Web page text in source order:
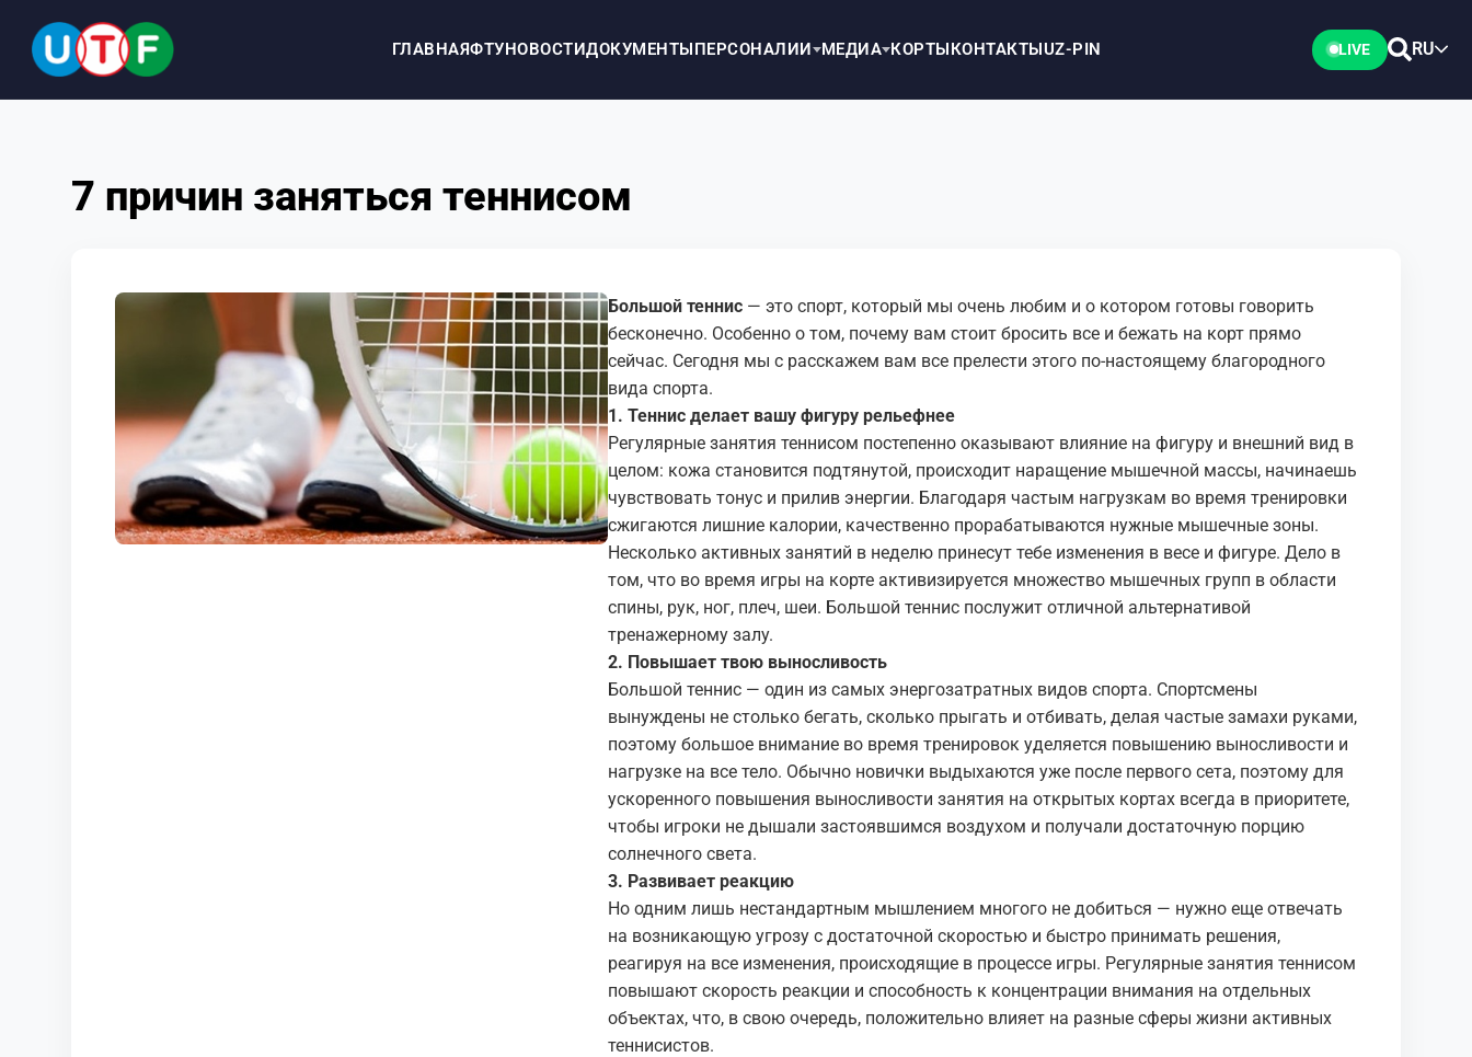
ГЛАВНАЯФТУНОВОСТИДОКУМЕНТЫПЕРСОНАЛИИ МЕДИА КОРТЫКОНТАКТЫUZ-PIN LIVE RU
НОВОСТИ
ПЕРСОНАЛИИ
7 причин заняться теннисом
Большой теннис — это спорт, который мы очень любим и о котором готовы говорить
бесконечно. Особенно о том, почему вам стоит бросить все и бежать на корт прямо
сейчас. Сегодня мы с расскажем вам все прелести этого по-настоящему благородного
вида спорта.
1. Теннис делает вашу фигуру рельефнее
Регулярные занятия теннисом постепенно оказывают влияние на фигуру и внешний вид в
целом: кожа становится подтянутой, происходит наращение мышечной массы, начинаешь
чувствовать тонус и прилив энергии. Благодаря частым нагрузкам во время тренировки
сжигаются лишние калории, качественно прорабатываются нужные мышечные зоны.
Несколько активных занятий в неделю принесут тебе изменения в весе и фигуре. Дело в
том, что во время игры на корте активизируется множество мышечных групп в области
спины, рук, ног, плеч, шеи. Большой теннис послужит отличной альтернативой
тренажерному залу.
2. Повышает твою выносливость
Большой теннис — один из самых энергозатратных видов спорта. Спортсмены
вынуждены не столько бегать, сколько прыгать и отбивать, делая частые замахи руками,
поэтому большое внимание во время тренировок уделяется повышению выносливости и
нагрузке на все тело. Обычно новички выдыхаются уже после первого сета, поэтому для
ускоренного повышения выносливости занятия на открытых кортах всегда в приоритете,
чтобы игроки не дышали застоявшимся воздухом и получали достаточную порцию
солнечного света.
3. Развивает реакцию
Но одним лишь нестандартным мышлением многого не добиться — нужно еще отвечать
на возникающую угрозу с достаточной скоростью и быстро принимать решения,
реагируя на все изменения, происходящие в процессе игры. Регулярные занятия теннисом
повышают скорость реакции и способность к концентрации внимания на отдельных
объектах, что, в свою очередь, положительно влияет на разные сферы жизни активных
теннисистов.